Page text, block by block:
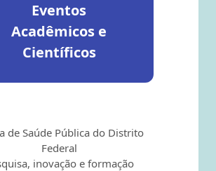
Eventos
Acadêmicos e
Científicos
de Saúde Pública do Distrito
Federal
inovação e formação